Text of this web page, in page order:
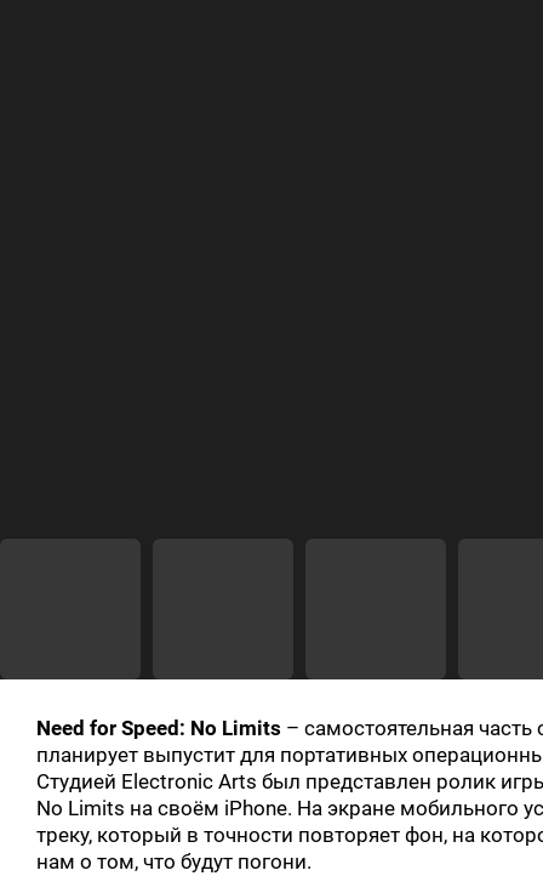
Need for Speed: No Limits – самостоятельная
планирует выпустит для портативных
Студией Electronic Arts был представлен ролик
No Limits на своём iPhone. На экране мобильного
треку, который в точности повторяет фон, на
нам о том, что будут погони.